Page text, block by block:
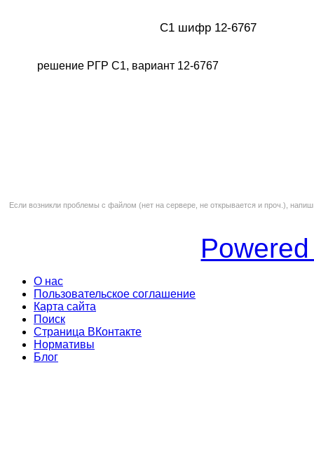
С1 шифр 12-6767
решение РГР С1, вариант 12-6767
Если возникли проблемы с файлом (нет на сервере, не открывается и проч.),
О нас
Пользовательское соглашение
Карта сайта
Поиск
Страница ВКонтакте
Нормативы
Блог